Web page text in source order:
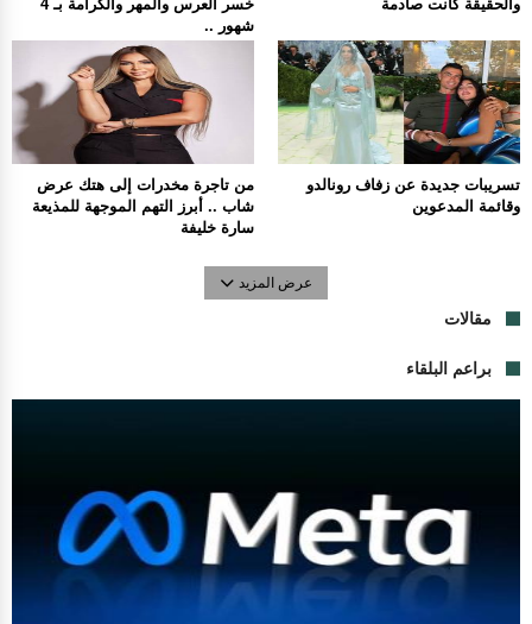
خسر العرس والمهر والكرامة بـ 4
شهور ..
والحقيقة كانت صادمة
من تاجرة مخدرات إلى هتك عرض
شاب .. أبرز التهم الموجهة للمذيعة
سارة خليفة
تسريبات جديدة عن زفاف رونالدو
وقائمة المدعوين
عرض المزيد
مقالات
براعم البلقاء